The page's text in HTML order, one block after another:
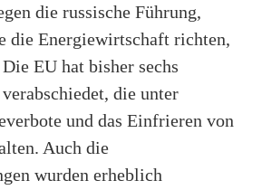
die russische Führung,
die Energiewirtschaft richten,
EU hat bisher sechs
die unter
und das Einfrieren von
Auch die
wurden erheblich